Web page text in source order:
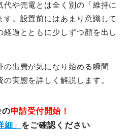
や売電とは全く別の「維持に
す。設置前にはあまり意識して
過とともに少しずつ顔を出し
の出費が気になり始める瞬間
実態を詳しく解説します。
申請受付開始！
細」 をご確認ください